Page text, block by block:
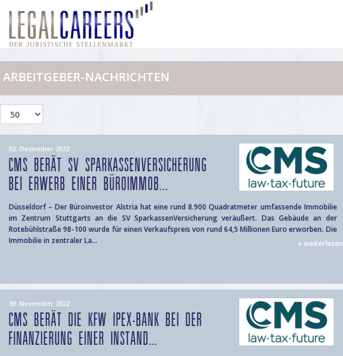
ARBEITGEBER-NACHRICHTEN
02. Dezember 2022
CMS BERÄT SV SPARKASSENVERSICHERUNG
BEI ERWERB EINER BÜROIMMOB...
Düsseldorf – Der Büroinvestor Alstria hat eine rund 8.900 Quadratmeter umfassende Immobilie
im Zentrum Stuttgarts an die SV SparkassenVersicherung veräußert. Das Gebäude an der
Rotebühlstraße 98-100 wurde für einen Verkaufspreis von rund 64,5 Millionen Euro erworben. Die
Immobilie in zentraler La...
» weiterlesen
30. November 2022
CMS BERÄT DIE KFW IPEX-BANK BEI DER
FINANZIERUNG EINER INSTAND...